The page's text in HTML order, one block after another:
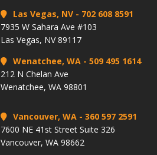
Las Vegas, NV - 702 608 8591
7935 W Sahara Ave #103
Las Vegas, NV 89117
Wenatchee, WA - 509 495 1614
212 N Chelan Ave
Wenatchee, WA 98801
Vancouver, WA - 360 597 2591
7600 NE 41st Street Suite 326
Vancouver, WA 98662